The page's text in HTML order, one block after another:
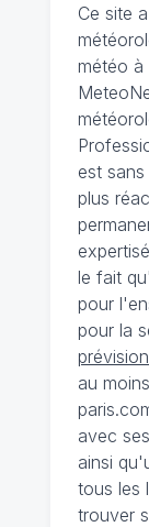
Ce site
météo à
est
plus
le fait
pour
pour la
au
avec ses
ainsi
tous les
trouver